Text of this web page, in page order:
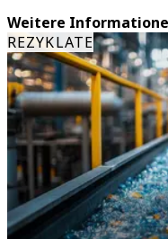
Weitere
REZYKLATE